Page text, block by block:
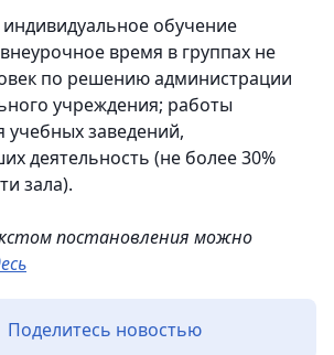
обучение
время в группах не
по решению администрации
учреждения; работы
учебных заведений,
деятельность (не более 30%
зала).
постановления можно
Поделитесь новостью